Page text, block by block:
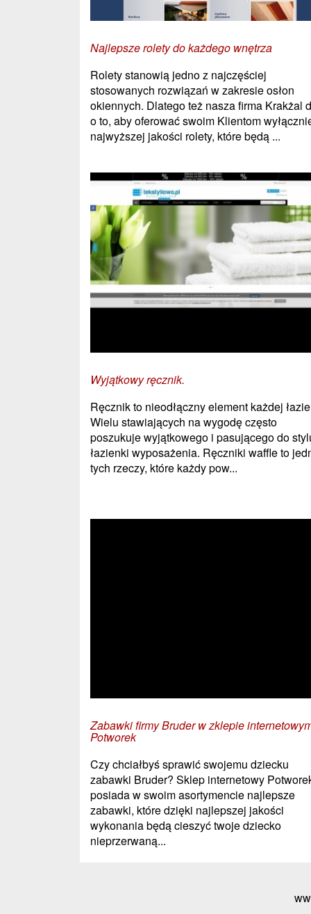
Najlepsze rolety do każdego wnętrza
Rolety stanowią jedno z najczęściej
stosowanych rozwiązań w zakresie osłon
okiennych. Dlatego też nasza firma Krakżal
o to, aby oferować swoim Klientom
najwyższej jakości rolety, które będą ...
Wyjątkowy ręcznik.
Ręcznik to nieodłączny element każdej
Wielu stawiających na wygodę często
poszukuje wyjątkowego i pasującego do
łazienki wyposażenia. Ręczniki waffle to
tych rzeczy, które każdy pow...
Zabawki firmy Bruder w zklepie
Potworek
Czy chciałbyś sprawić swojemu dziecku
zabawki Bruder? Sklep internetowy
posiada w swoim asortymencie najlepsze
zabawki, które dzięki najlepszej jakości
wykonania będą cieszyć twoje dziecko
nieprzerwaną...